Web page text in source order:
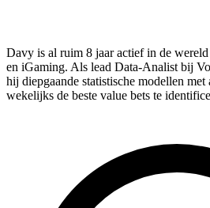
Davy is al ruim 8 jaar actief in de
en iGaming. Als lead Data-Analist bij
hij diepgaande statistische modellen met
wekelijks de beste value bets te